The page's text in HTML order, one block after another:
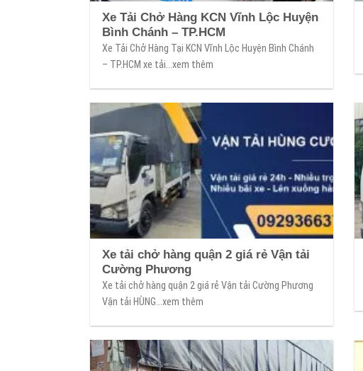
Xe Tải Chở Hàng KCN Vĩnh Lộc Huyện
Bình Chánh – TP.HCM
Xe Tải Chở Hàng Tại KCN Vĩnh Lộc Huyện Bình Chánh
– TP.HCM xe tải...xem thêm
Xe tải chở hàng quận 2 giá rẻ Vận tải
Cường Phương
Xe tải chở hàng quận 2 giá rẻ Vận tải Cường Phương
Vận tải HÙNG...xem thêm